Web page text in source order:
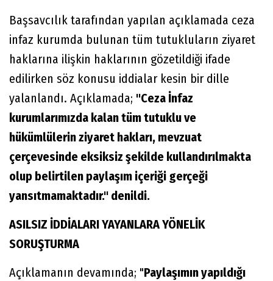
Başsavcılık tarafından yapılan açıklamada ceza
infaz kurumda bulunan tüm tutukluların ziyaret
haklarına ilişkin haklarının gözetildiği ifade
edilirken söz konusu iddialar kesin bir dille
yalanlandı. Açıklamada; "Ceza İnfaz
kurumlarımızda kalan tüm tutuklu ve
hükümlülerin ziyaret hakları, mevzuat
çerçevesinde eksiksiz şekilde kullandırılmakta
olup belirtilen paylaşım içeriği gerçeği
yansıtmamaktadır." denildi.
ASILSIZ İDDİALARI YAYANLARA YÖNELİK
SORUŞTURMA
Açıklamanın devamında; "Paylaşımın yapıldığı